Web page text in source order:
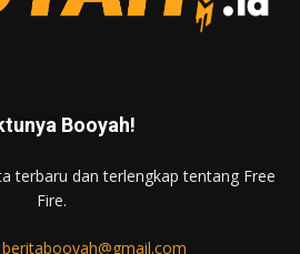
Booyah!
terbaru dan terlengkap tentang Free
Fire.
beritabooyah@gmail.com